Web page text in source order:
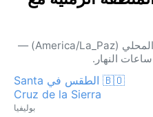
هذه المدن تتشارك توقيت ساكابا المحلي (America/La_Paz) —
النهار.
🇧🇴 الطقس في Santa
Cruz de la Sierra
بوليفيا